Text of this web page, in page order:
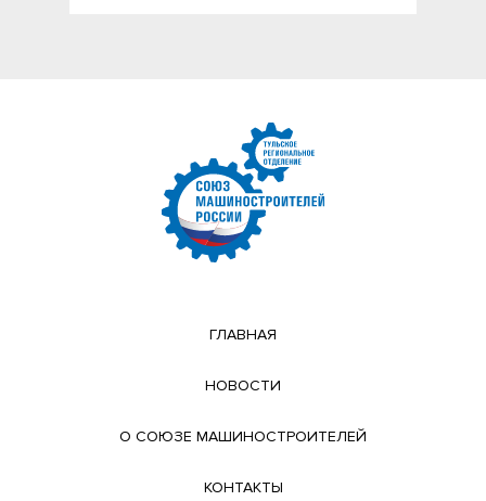
ГЛАВНАЯ
НОВОСТИ
О СОЮЗЕ МАШИНОСТРОИТЕЛЕЙ
КОНТАКТЫ